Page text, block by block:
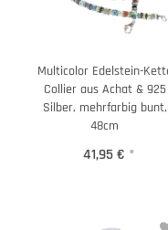
Multicolor Edelstein-
Collier aus Achat & 925
Silber, mehrfarbig bunt,
48cm
41,95 € *